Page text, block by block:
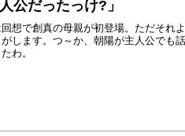
公だったっけ?」
想で創真の母親が初登場。ただそれ
します。つ～か、朝陽が主人公でも
わ。